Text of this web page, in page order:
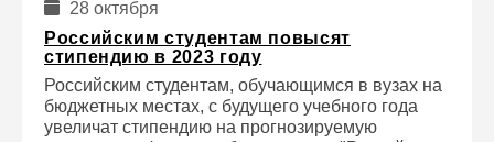
28 октября
Российским студентам повысят
стипендию в 2023 году
Российским студентам, обучающимся в вузах на
бюджетных местах, с будущего учебного года
увеличат стипендию на прогнозируемую